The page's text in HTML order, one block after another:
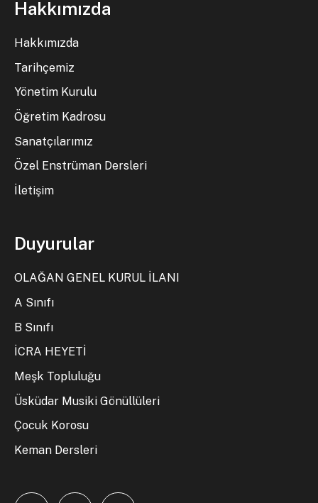
Hakkımızda
Hakkımızda
Tarihçemiz
Yönetim Kurulu
Öğretim Kadrosu
Sanatçılarımız
Özel Enstrüman Dersleri
İletişim
Duyurular
OLAĞAN GENEL KURUL İLANI
A Sınıfı
B Sınıfı
İCRA HEYETİ
Meşk Topluluğu
Üsküdar Musiki Gönüllüleri
Çocuk Korosu
Keman Dersleri